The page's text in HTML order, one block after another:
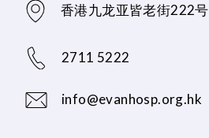
香港九龙亚皆老街222号
2711 5222
info@evanhosp.org.hk